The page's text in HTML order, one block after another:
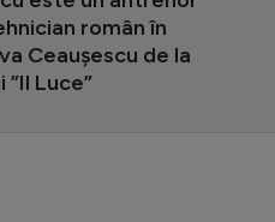
român în
Ceaușescu de la
Luce”